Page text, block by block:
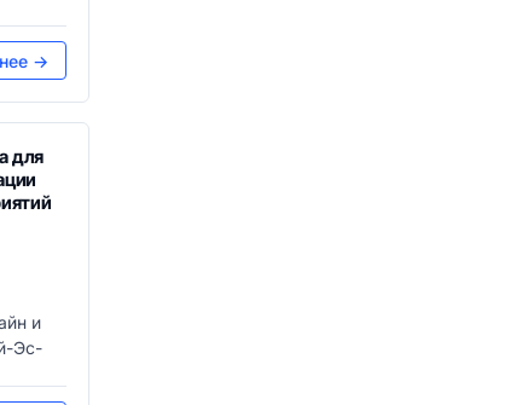
→
для
и
Эс-